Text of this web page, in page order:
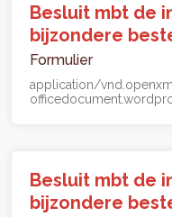
Besluit mbt de
bijzondere
Formulier
application/
Besluit mbt de
bijzondere